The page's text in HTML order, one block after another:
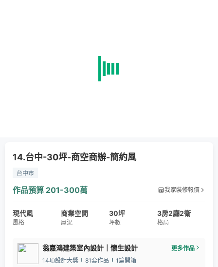
14.台中-30坪-商空商辦-簡約風
台中市
作品預算 201-300萬 我家裝修報價
現代風
風格
商業空間
屋況
30坪
坪數
3房2廳2衛
格局
翁嘉鴻建築室內設計｜懷生設計
更多作品
14項設計大獎
81套作品 1篇開箱